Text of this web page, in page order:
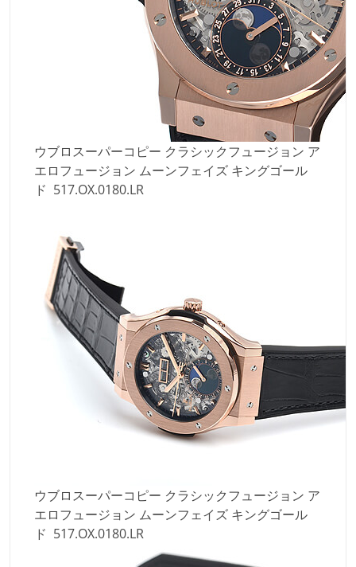
ウブロスーパーコピー クラシックフュージョン ア
エロフュージョン ムーンフェイズ キングゴール
ド 517.OX.0180.LR
ウブロスーパーコピー クラシックフュージョン ア
エロフュージョン ムーンフェイズ キングゴール
ド 517.OX.0180.LR